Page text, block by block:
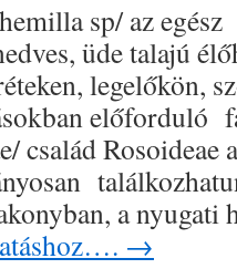
sp/ az egész
üde talajú
legelőkön,
előforduló
család Rosoideae
a
→